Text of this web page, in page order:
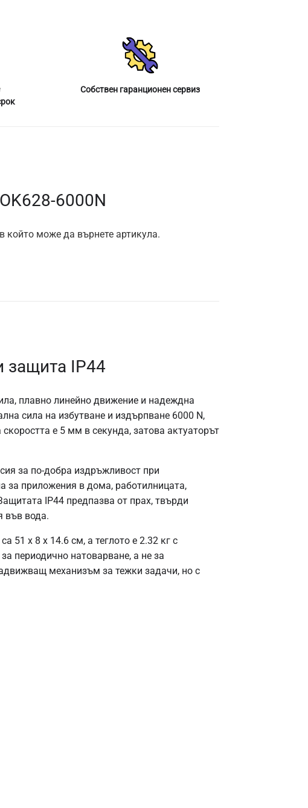
Собствен гаранционен сервиз
6000N
който може да върнете артикула.
защита IP44
плавно линейно движение и надеждна
сила на избутване и издърпване 6000 N,
е 5 мм в секунда, затова актуаторът
за по-добра издръжливост при
за приложения в дома, работилницата,
IP44 предпазва от прах, твърди
във вода.
51 x 8 x 14.6 см, а теглото е 2.32 кг с
периодично натоварване, а не за
механизъм за тежки задачи, но с